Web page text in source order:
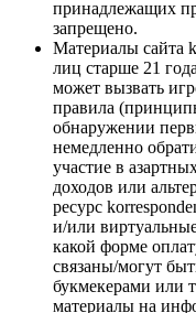
принадлежащих
запрещено.
Материалы сайта
лиц старше 21
может вызвать
правила
обнаружении
немедленно
участие в
доходов или
ресурс
и/или
какой форме
связаны/могут
букмекерами или
материалы на